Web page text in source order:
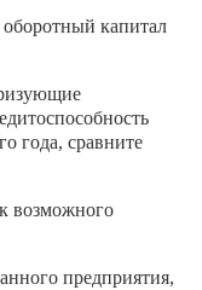
капитал
года, сравните
возможного
предприятия,